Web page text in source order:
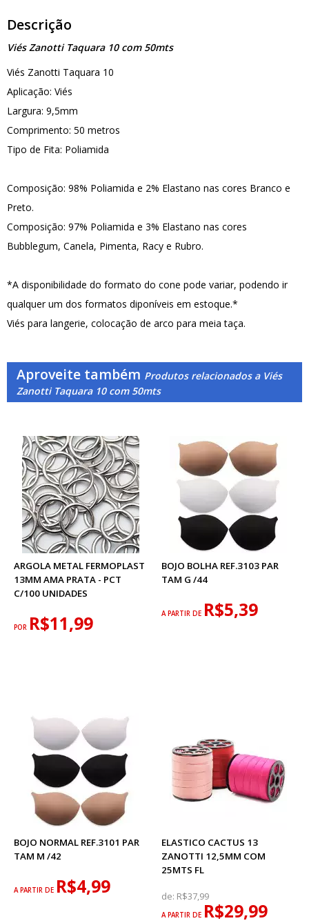
Descrição
Viés Zanotti Taquara 10 com 50mts
Viés Zanotti Taquara 10
Aplicação: Viés
Largura: 9,5mm
Comprimento: 50 metros
Tipo de Fita: Poliamida
Composição: 98% Poliamida e 2% Elastano nas cores Branco e
Preto.
Composição: 97% Poliamida e 3% Elastano nas cores
Bubblegum, Canela, Pimenta, Racy e Rubro.
*A disponibilidade do formato do cone pode variar, podendo ir
qualquer um dos formatos diponíveis em estoque.*
Viés para langerie, colocação de arco para meia taça.
Aproveite também Produtos relacionados a Viés
Zanotti Taquara 10 com 50mts
ARGOLA METAL FERMOPLAST
13MM AMA PRATA - PCT
C/100 UNIDADES
POR R$11,99
BOJO BOLHA REF.3103 PAR
TAM G /44
A PARTIR DE R$5,39
BOJO NORMAL REF.3101 PAR
TAM M /42
A PARTIR DE R$4,99
ELASTICO CACTUS 13
ZANOTTI 12,5MM COM
25MTS FL
de: R$37,99
A PARTIR DE R$29,99